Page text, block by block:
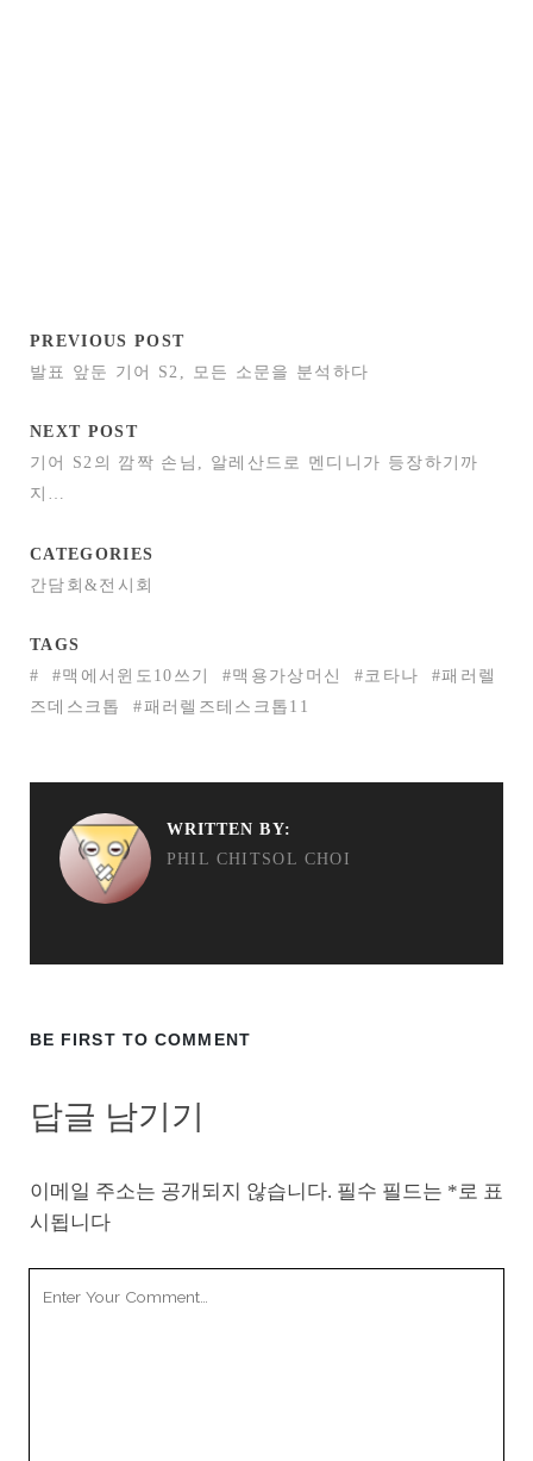
PREVIOUS POST
발표 앞둔 기어 S2, 모든 소문을 분석하다
NEXT POST
기어 S2의 깜짝 손님, 알레산드로 멘디니가 등장하기까
지…
CATEGORIES
간담회&전시회
TAGS
#
#맥에서윈도10쓰기 #맥용가상머신 #코타나
#패러렐
즈데스크톱
#패러렐즈테스크톱11
WRITTEN BY:
PHIL CHITSOL CHOI
BE FIRST TO COMMENT
답글 남기기
이메일 주소는 공개되지 않습니다. 필수 필드는 *로 표
시됩니다